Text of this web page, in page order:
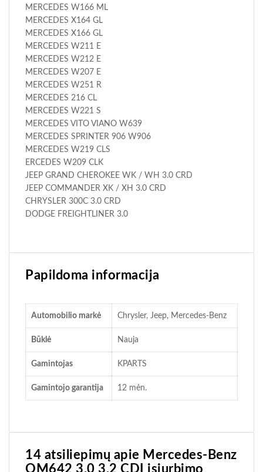
MERCEDES W166 ML
MERCEDES X164 GL
MERCEDES X166 GL
MERCEDES W211 E
MERCEDES W212 E
MERCEDES W207 E
MERCEDES W251 R
MERCEDES 216 CL
MERCEDES W221 S
MERCEDES VITO VIANO W639
MERCEDES SPRINTER 906 W906
MERCEDES W219 CLS
ERCEDES W209 CLK
JEEP GRAND CHEROKEE WK / WH 3.0 CRD
JEEP COMMANDER XK / XH 3.0 CRD
CHRYSLER 300C 3.0 CRD
DODGE FREIGHTLINER 3.0
Papildoma informacija
Automobilio markė Chrysler, Jeep, Mercedes-Benz
Būklė Nauja
Gamintojas KPARTS
Gamintojo garantija 12 mėn.
14 atsiliepimų apie Mercedes-Benz
OM642 3.0 3.2 CDI įsiurbimo